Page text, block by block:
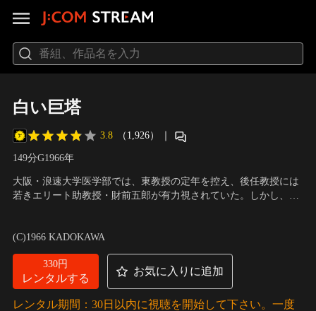
白い巨塔
3.8 （1,926） ｜
149分G1966年
大阪・浪速大学医学部では、東教授の定年を控え、後任教授には
若きエリート助教授・財前五郎が有力視されていた。しかし、野
の里見助教授から依頼された患者の胃に癌を発見するが、里見の
忠告を無視して断層撮影をせずに手術した結果…。
(C)1966 KADOKAWA
330円
レンタルする
お気に入りに追加
レンタル期間：30日以内に視聴を開始して下さい。一度